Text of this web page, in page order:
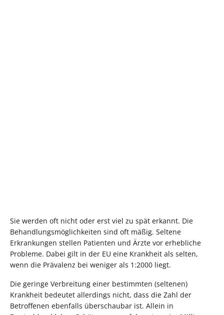
Sie werden oft nicht oder erst viel zu spät erkannt. Die
Behandlungsmöglichkeiten sind oft mäßig. Seltene
Erkrankungen stellen Patienten und Ärzte vor erhebliche
Probleme. Dabei gilt in der EU eine Krankheit als selten,
wenn die Prävalenz bei weniger als 1:2000 liegt.
Die geringe Verbreitung einer bestimmten (seltenen)
Krankheit bedeutet allerdings nicht, dass die Zahl der
Betroffenen ebenfalls überschaubar ist. Allein in